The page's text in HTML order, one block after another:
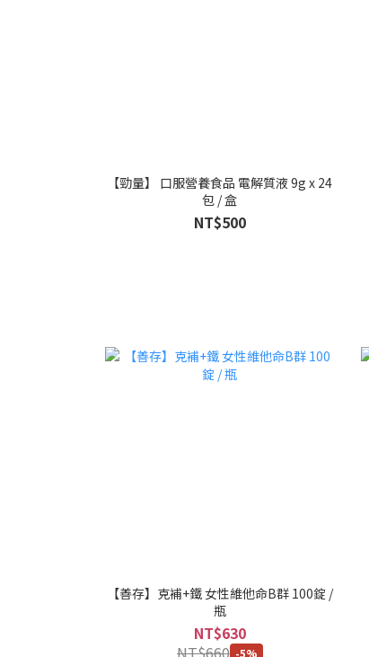
【勁量】 口服營養食品 電解質液 9g x 24
包 / 盒
NT$500
【善存】克補+鐵 女性維他命B群 100錠 /
瓶
NT$630
-5%